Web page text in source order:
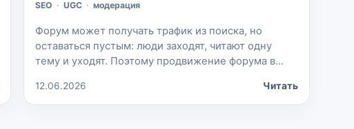
SEO · UGC · модерация
Форум может получать трафик из поиска, но
оставаться пустым: люди заходят, читают одну
тему и уходят. Поэтому продвижение форума в
соцсети, а система, где пользователи находят
ответы, задают вопросы, возвращаются и
12.06.2026 Читать